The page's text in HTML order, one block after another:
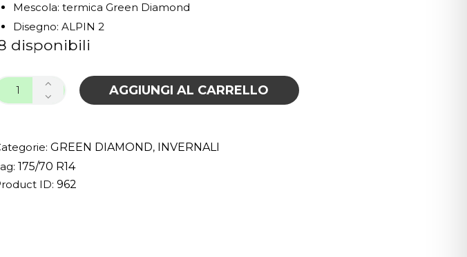
Mescola: termica Green Diamond
Disegno: ALPIN 2
disponibili
AGGIUNGI AL CARRELLO
GREEN DIAMOND, INVERNALI
175/70 R14
ID: 962